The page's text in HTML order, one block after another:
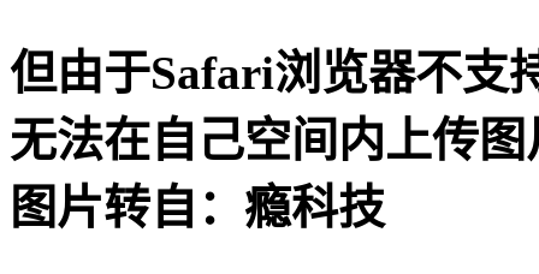
但由于Safari浏览器不支
无法在自己空间内上传图
图片转自：瘾科技